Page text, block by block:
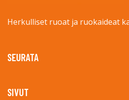
Herkulliset ruoat ja ruokaideat
SEURATA
SIVUT